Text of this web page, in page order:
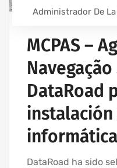
Administrador De La
MCPAS –
DataRoad
instalación
DataRoad ha sido